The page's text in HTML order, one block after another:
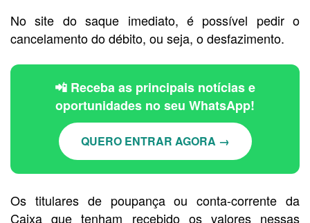
No site do saque imediato, é possível pedir o
cancelamento do débito, ou seja, o desfazimento.
📲 Receba as principais notícias e
oportunidades no seu WhatsApp!
QUERO ENTRAR AGORA →
Os titulares de poupança ou conta-corrente da
Caixa que tenham recebido os valores nessas